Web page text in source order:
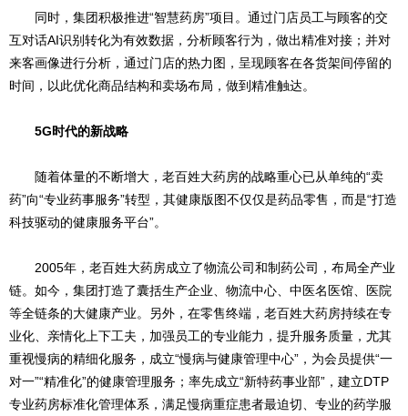
同时，集团积极推进“智慧药房”项目。通过门店员工与顾客的交
互对话AI识别转化为有效数据，分析顾客行为，做出精准对接；并对
来客画像进行分析，通过门店的热力图，呈现顾客在各货架间停留的
时间，以此优化商品结构和卖场布局，做到精准触达。
5G时代的新战略
随着体量的不断增大，老百姓大药房的战略重心已从单纯的“卖
药”向“专业药事服务”转型，其健康版图不仅仅是药品零售，而是“打造
科技驱动的健康服务平台”。
2005年，老百姓大药房成立了物流公司和制药公司，布局全产业
链。如今，集团打造了囊括生产企业、物流中心、中医名医馆、医院
等全链条的大健康产业。另外，在零售终端，老百姓大药房持续在专
业化、亲情化上下工夫，加强员工的专业能力，提升服务质量，尤其
重视慢病的精细化服务，成立“慢病与健康管理中心”，为会员提供“一
对一”“精准化”的健康管理服务；率先成立“新特药事业部”，建立DTP
专业药房标准化管理体系，满足慢病重症患者最迫切、专业的药学服